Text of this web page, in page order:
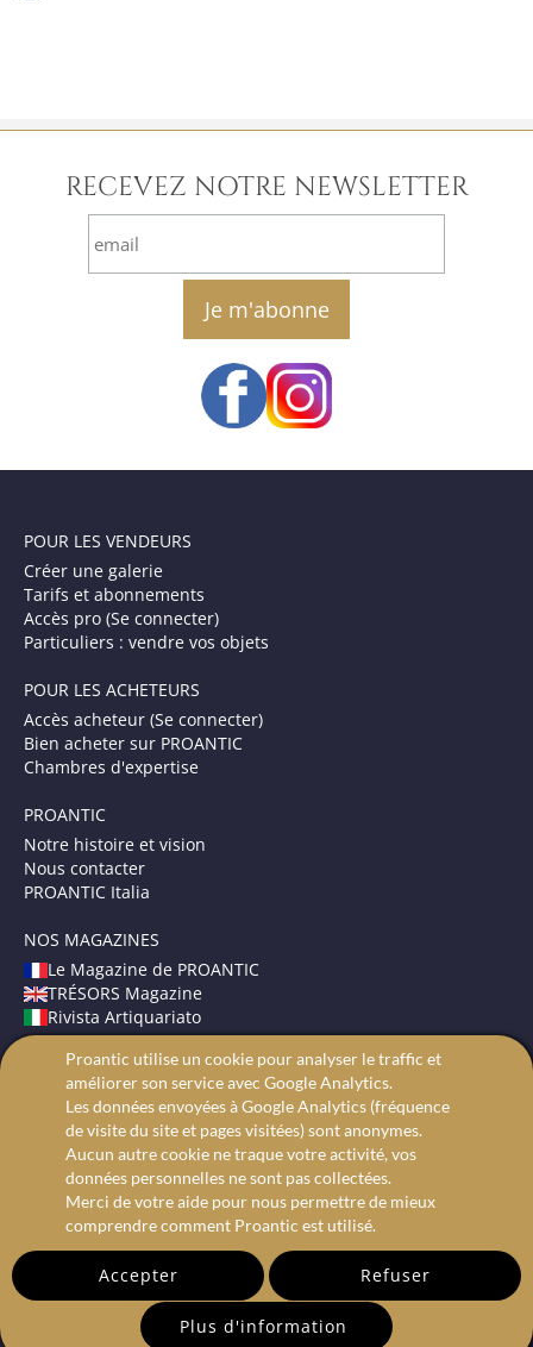
RECEVEZ NOTRE NEWSLETTER
email
POUR LES VENDEURS
Créer une galerie
Tarifs et abonnements
Accès pro (Se connecter)
Particuliers : vendre vos objets
POUR LES ACHETEURS
Accès acheteur (Se connecter)
Bien acheter sur PROANTIC
Chambres d'expertise
PROANTIC
Notre histoire et vision
Nous contacter
PROANTIC Italia
NOS MAGAZINES
Le Magazine de PROANTIC
TRÉSORS Magazine
Rivista Artiquariato
CONDITIONS GÉNÉRALES
Mentions légales
Protection des données
Recherche avancée
Proantic utilise un cookie pour analyser le traffic et
améliorer son service avec Google Analytics.
Les données envoyées à Google Analytics (fréquence
de visite du site et pages visitées) sont anonymes.
Aucun autre cookie ne traque votre activité, vos
données personnelles ne sont pas collectées.
Merci de votre aide pour nous permettre de mieux
comprendre comment Proantic est utilisé.
Accepter Refuser